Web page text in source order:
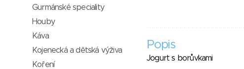
Popis
Jogurt s borůvkami
Gurmánské speciality
Houby
Káva
Kojenecká a dětská výživa
Koření